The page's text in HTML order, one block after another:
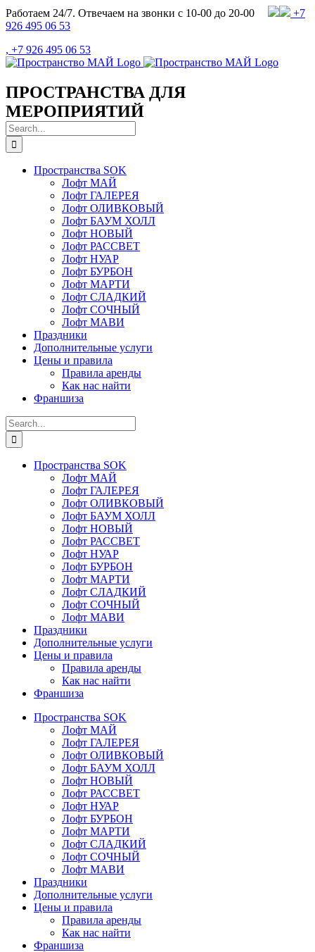
Skip
to
Работаем 24/7. Отвечаем на звонки с 10-00 до 20-00
+7
926 495 06 53
, +7 926 495 06 53
ПРОСТРАНСТВА ДЛЯ
МЕРОПРИЯТИЙ
Search
for:
Пространства SOK
Лофт МАЙ
Лофт ГАЛЕРЕЯ
Лофт ОЛИВКОВЫЙ
Лофт БАУМ ХОЛЛ
Лофт НОВЫЙ
Лофт РАССВЕТ
Лофт НУАР
Лофт БУРБОН
Лофт МАРТИ
Лофт СЛАДКИЙ
Лофт СОЧНЫЙ
Лофт МАВИ
Праздники
Дополнительные услуги
Цены и правила
Правила аренды
Как нас найти
Франшиза
Search
for:
Пространства SOK
Лофт МАЙ
Лофт ГАЛЕРЕЯ
Лофт ОЛИВКОВЫЙ
Лофт БАУМ ХОЛЛ
Лофт НОВЫЙ
Лофт РАССВЕТ
Лофт НУАР
Лофт БУРБОН
Лофт МАРТИ
Лофт СЛАДКИЙ
Лофт СОЧНЫЙ
Лофт МАВИ
Праздники
Дополнительные услуги
Цены и правила
Правила аренды
Как нас найти
Франшиза
Пространства SOK
Лофт МАЙ
Лофт ГАЛЕРЕЯ
Лофт ОЛИВКОВЫЙ
Лофт БАУМ ХОЛЛ
Лофт НОВЫЙ
Лофт РАССВЕТ
Лофт НУАР
Лофт БУРБОН
Лофт МАРТИ
Лофт СЛАДКИЙ
Лофт СОЧНЫЙ
Лофт МАВИ
Праздники
Дополнительные услуги
Цены и правила
Правила аренды
Как нас найти
Франшиза